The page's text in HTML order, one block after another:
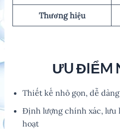
Thương hiệu
ƯU ĐIỂM
Thiết kế nhỏ gọn, dễ
Định lượng chính xác, lưu
hoạt